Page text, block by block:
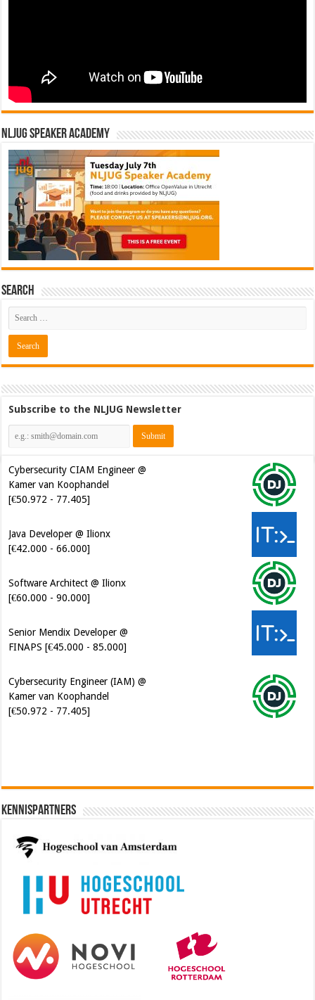
NLJUG Speaker Academy
Search
Subscribe to the NLJUG Newsletter
Cybersecurity CIAM Engineer @
Kamer van Koophandel
[€50.972 - 77.405]
Java Developer @ Ilionx
[€42.000 - 66.000]
Software Architect @ Ilionx
[€60.000 - 90.000]
Senior Mendix Developer @
FINAPS [€45.000 - 85.000]
Cybersecurity Engineer (IAM) @
Kamer van Koophandel
[€50.972 - 77.405]
Kennispartners